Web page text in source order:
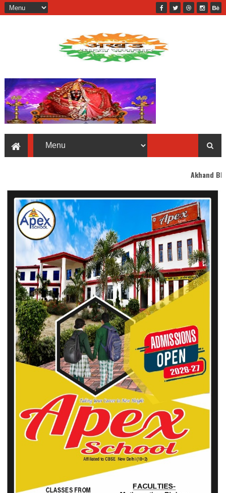
Akhand Bharat welcomes